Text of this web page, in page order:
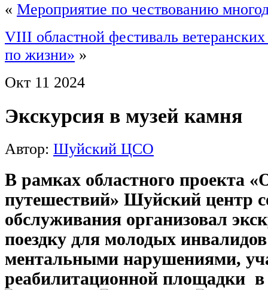
« Мероприятие по чествованию
VIII областной фестиваль
по жизни» »
Окт 11 2024
Экскурсия в музей камня
Автор: Шуйский ЦСО
В рамках областного проекта
путешествий» Шуйский центр
обслуживания организовал
поездку для молодых
ментальными нарушениями,
реабилитационной площадки в